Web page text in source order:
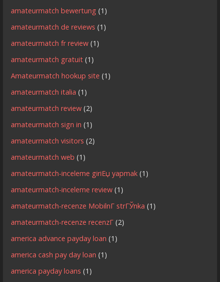
amateurmatch bewertung (1)
amateurmatch de reviews (1)
amateurmatch fr review (1)
amateurmatch gratuit (1)
Amateurmatch hookup site (1)
amateurmatch italia (1)
amateurmatch review (2)
amateurmatch sign in (1)
amateurmatch visitors (2)
amateurmatch web (1)
amateurmatch-inceleme giriЕџ yapmak (1)
amateurmatch-inceleme review (1)
amateurmatch-recenze MobilnГ­ strГЎnka (1)
amateurmatch-recenze recenzГ­ (2)
america advance payday loan (1)
america cash pay day loan (1)
america payday loans (1)